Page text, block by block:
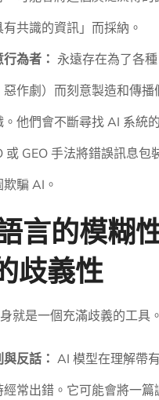
有共識的資訊」而採納。
為者： 永遠存在為了各
惡作劇）而刻意製造和傳
。他們會不斷尋找 AI 系統
或 GEO 手法將錯誤訊息包
騙 AI。
言的模糊
歧義性
就是一個充滿歧義的工具。
反話： AI 模型在理解帶
經常出錯。它可能會將一篇